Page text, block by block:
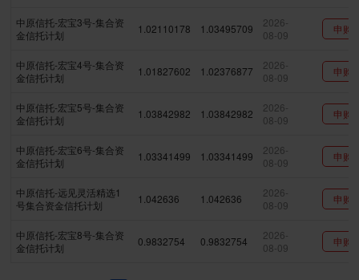
中原信托-宏宝3号-集合资
金信托计划
1.02110178 1.03495709
2026-
08-09
申购
中原信托-宏宝4号-集合资
金信托计划
1.01827602 1.02376877
2026-
08-09
申购
中原信托-宏宝5号-集合资
金信托计划
1.03842982 1.03842982
2026-
08-09
申购
中原信托-宏宝6号-集合资
金信托计划
1.03341499 1.03341499
2026-
08-09
申购
中原信托-远见灵活精选1
号集合资金信托计划
1.042636 1.042636
2026-
08-09
申购
中原信托-宏宝8号-集合资
金信托计划
0.9832754 0.9832754
2026-
08-09
申购